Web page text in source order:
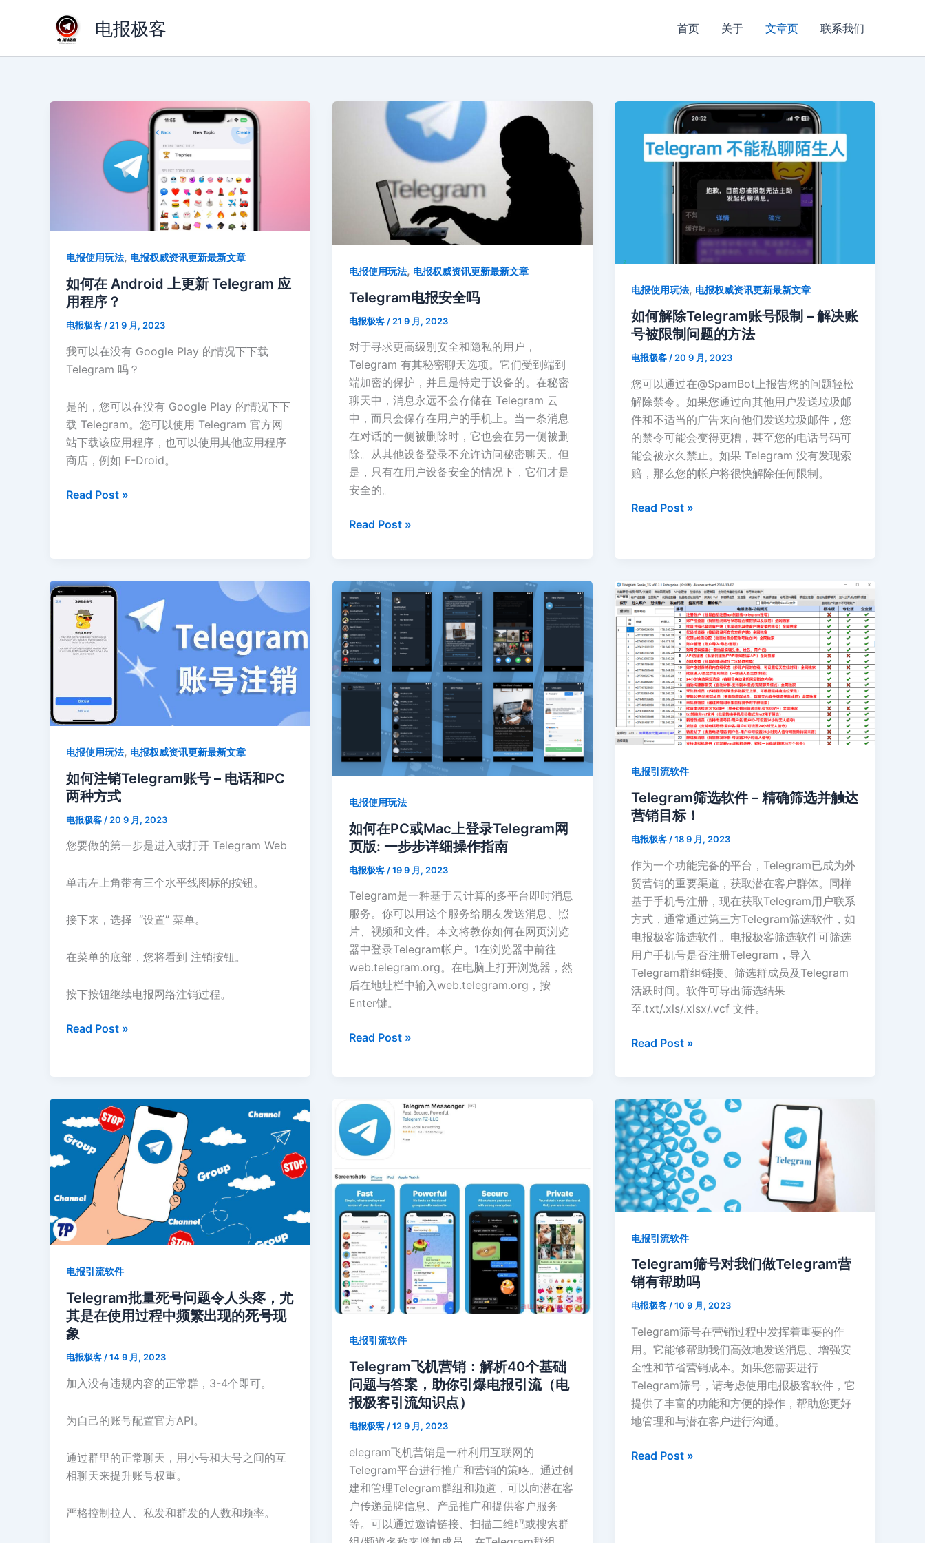
电报极客 首页 关于 文章页 联系我们
电报使用玩法, 电报权威资讯更新最新文章
如何在 Android 上更新 Telegram 应
用程序？
电报极客 / 21 9 月, 2023
我可以在没有 Google Play 的情况下下载
Telegram 吗？
是的，您可以在没有 Google Play 的情况下下
载 Telegram。您可以使用 Telegram 官方网
站下载该应用程序，也可以使用其他应用程序
商店，例如 F-Droid。
如
更
新
Telegram
应
用
Read Post »
电报使用玩法, 电报权威资讯更新最新文章
Telegram电报安全吗
电报极客 / 21 9 月, 2023
对于寻求更高级别安全和隐私的用户，
Telegram 有其秘密聊天选项。它们受到端到
端加密的保护，并且是特定于设备的。在秘密
聊天中，消息永远不会存储在 Telegram 云
中，而只会保存在用户的手机上。当一条消息
在对话的一侧被删除时，它也会在另一侧被删
除。从其他设备登录不允许访问秘密聊天。但
是，只有在用户设备安全的情况下，它们才是
安全的。
Telegram
安
全
吗
Read Post »
电报使用玩法, 电报权威资讯更新最新文章
如何解除Telegram账号限制 – 解决账
号被限制问题的方法
电报极客 / 20 9 月, 2023
您可以通过在@SpamBot上报告您的问题轻松
解除禁令。如果您通过向其他用户发送垃圾邮
件和不适当的广告来向他们发送垃圾邮件，您
的禁令可能会变得更糟，甚至您的电话号码可
能会被永久禁止。如果 Telegram 没有发现索
赔，那么您的帐户将很快解除任何限制。
如
Telegram
账
号
限
制
–
解
决
账
号
限
制
问
的
方
法
Read Post »
电报使用玩法, 电报权威资讯更新最新文章
如何注销Telegram账号 – 电话和PC
两种方式
电报极客 / 20 9 月, 2023
您要做的第一步是进入或打开 Telegram Web
单击左上角带有三个水平线图标的按钮。
接下来，选择 “设置” 菜单。
在菜单的底部，您将看到 注销按钮。
按下按钮继续电报网络注销过程。
如
Telegram
账
号
和
PC
两
方
式
Read Post »
电报使用玩法
如何在PC或Mac上登录Telegram网
页版: 一步步详细操作指南
电报极客 /19 9 月, 2023
Telegram是一种基于云计算的多平台即时消息
服务。你可以用这个服务给朋友发送消息、照
片、视频和文件。本文将教你如何在网页浏览
器中登录Telegram帐户。1在浏览器中前往
web.telegram.org。在电脑上打开浏览器，然
后在地址栏中输入web.telegram.org，按
Enter键。
如
或
Mac
录
Telegram
网
页
版:
一
步
步
细
操
作
指
南
Read Post »
电报引流软件
Telegram筛选软件 – 精确筛选并触达
营销目标！
电报极客 /18 9 月, 2023
作为一个功能完备的平台，Telegram已成为外
贸营销的重要渠道，获取潜在客户群体。同样
基于手机号注册，现在获取Telegram用户联系
方式，通常通过第三方Telegram筛选软件，如
电报极客筛选软件。电报极客筛选软件可筛选
用户手机号是否注册Telegram，导入
Telegram群组链接、筛选群成员及Telegram
活跃时间。软件可导出筛选结果
至.txt/.xls/.xlsx/.vcf 文件。
Telegram
软
件
–
精
确
筛
选
触
达
营
销
目
标！
Read Post »
电报引流软件
Telegram批量死号问题令人头疼，尤
其是在使用过程中频繁出现的死号现
象
电报极客/14 9 月, 2023
加入没有违规内容的正常群，3-4个即可。
为自己的账号配置官方API。
通过群里的正常聊天，用小号和大号之间的互
相聊天来提升账号权重。
严格控制拉人、私发和群发的人数和频率。
电报引流软件
Telegram飞机营销：解析40个基础
问题与答案，助你引爆电报引流（电
报极客引流知识点）
电报极客 /12 9 月, 2023
elegram飞机营销是一种利用互联网的
Telegram平台进行推广和营销的策略。通过创
建和管理Telegram群组和频道，可以向潜在客
户传递品牌信息、产品推广和提供客户服务
等。可以通过邀请链接、扫描二维码或搜索群
电报引流软件
Telegram筛号对我们做Telegram营
销有帮助吗
电报极客/10 9 月, 2023
Telegram筛号在营销过程中发挥着重要的作
用。它能够帮助我们高效地发送消息、增强安
全性和节省营销成本。如果您需要进行
Telegram筛号，请考虑使用电报极客软件，它
提供了丰富的功能和方便的操作，帮助您更好
地管理和与潜在客户进行沟通。
Telegram
Read Post »